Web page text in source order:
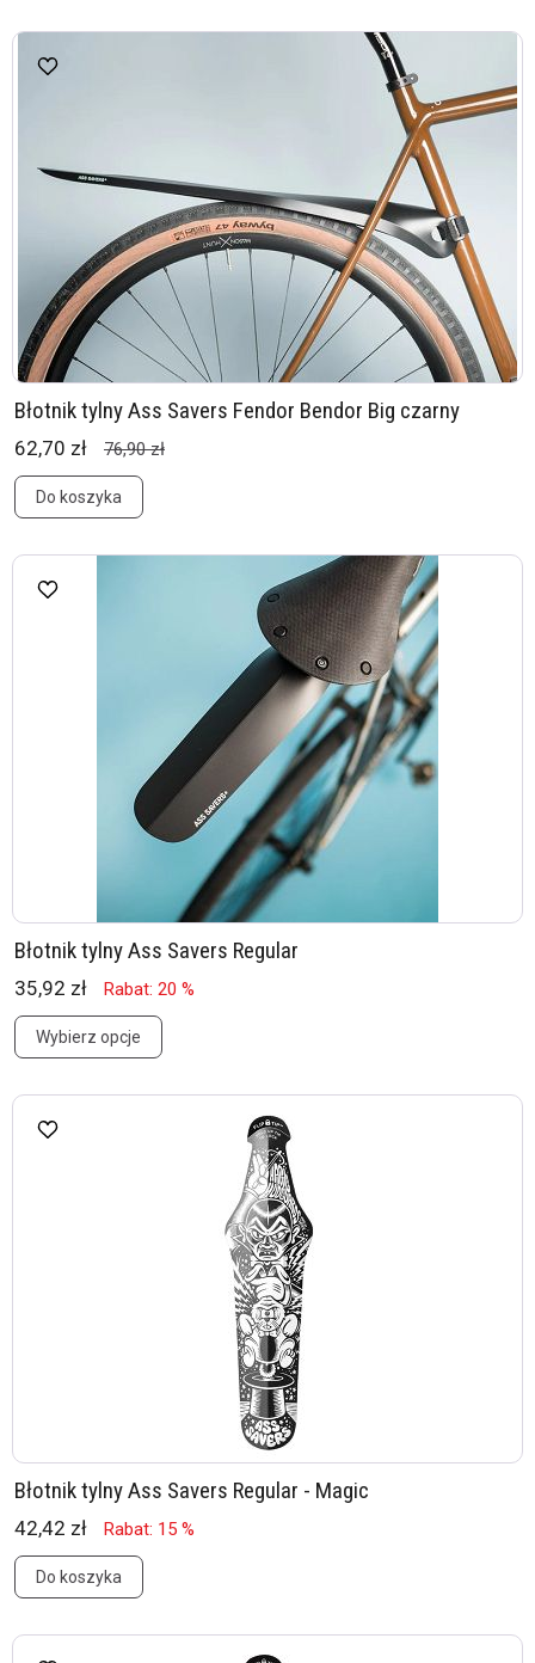
Błotnik tylny Ass Savers Fendor Bendor Big czarny
62,70 zł 76,90 zł
Do koszyka
Błotnik tylny Ass Savers Regular
35,92 zł Rabat: 20 %
Wybierz opcje
Błotnik tylny Ass Savers Regular - Magic
42,42 zł Rabat: 15 %
Do koszyka